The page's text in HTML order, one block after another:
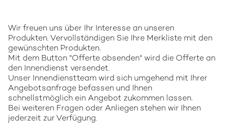
Wir freuen uns über Ihr Interesse an unseren
Produkten. Vervollständigen Sie Ihre Merkliste mit den
gewünschten Produkten.
Mit dem Button "Offerte absenden" wird die Offerte an
den Innendienst versendet.
Unser Innendienstteam wird sich umgehend mit Ihrer
Angebotsanfrage befassen und Ihnen
schnellstmöglich ein Angebot zukommen lassen.
Bei weiteren Fragen oder Anliegen stehen wir Ihnen
jederzeit zur Verfügung.